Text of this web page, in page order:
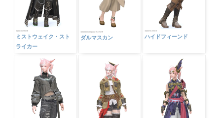
ミストウェイク・スト
ライカー
ダルマスカン ハイドフィーンド